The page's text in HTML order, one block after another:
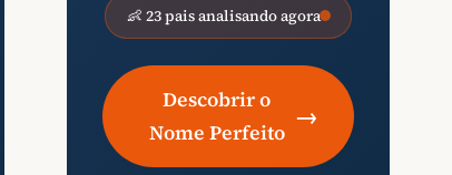
👶 23 pais analisando agora
Descobrir o
Nome Perfeito
→